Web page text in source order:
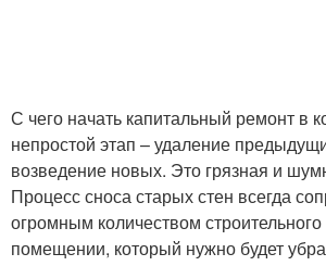
С чего начать капитальный ремонт в
непростой этап – удаление
возведение новых. Это грязная и
Процесс сноса старых стен всегда
огромным количеством
помещении, который нужно будет